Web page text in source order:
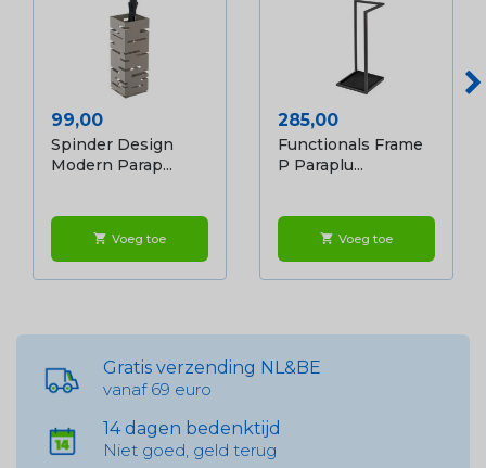
Prijs
99,00
Spinder Design
Modern Parap...
shopping_cart Voeg toe
Prijs
285,00
Functionals Frame
P Paraplu...
shopping_cart Voeg toe
Gratis verzending NL&BE
vanaf 69 euro
14 dagen bedenktijd
Niet goed, geld terug